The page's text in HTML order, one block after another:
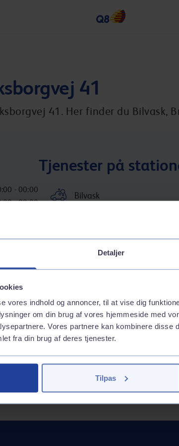
Detaljer
vores indhold og annoncer, til at vise dig
om din brug af vores hjemmeside med
Vores partnere kan kombinere disse
fra din brug af deres tjenester.
Tilpas
41
41. Her finder du Bilvask,
- 00:00
- 00:00
Tjenester på
Bilvask
GoEasy 95 (E10)
GoEasy Diesel
Inkluderede services
Vask med appen
Tank med appen